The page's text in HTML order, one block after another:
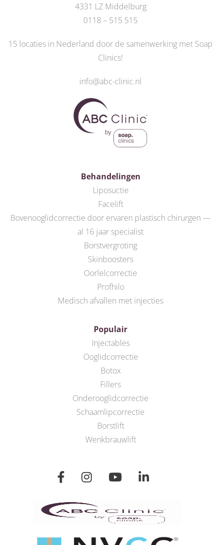
4331 LZ Middelburg
0118 – 515 515
15 locaties in Nederland door de samenwerking met Soap
Clinics!
info@abc-clinic.nl
Behandelingen
Liposuctie
Facelift
Bovenooglidcorrectie door ervaren plastisch chirurgen —
al 16 jaar specialist
Borstvergroting
Skinboosters
Oorlelcorrectie
Profhilo
Medisch afvallen met injecties
Populair
Injectables
Ooglidcorrectie
Botox
Fillers
Onderooglidcorrectie
Schaamlipcorrectie
Borstlift
Wenkbrauwlift